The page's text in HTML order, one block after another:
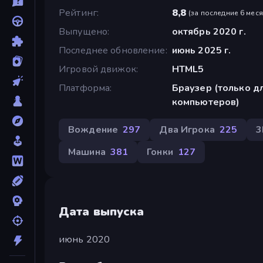
Рейтинг
8,8 (за последние 6
Выпущено
октябрь 2020 г.
Последнее обновление
июнь 2025 г.
Игровой движок
HTML5
Платформа
Браузер (только
компьютеров)
Вождение 297 Два Игрока 225
Машина 381 Гонки 127
Дата выпуска
июнь 2020